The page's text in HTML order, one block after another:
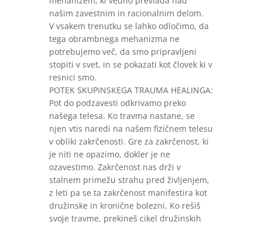
našim zavestnim in racionalnim delom.
V vsakem trenutku se lahko odločimo, da
tega obrambnega mehanizma ne
potrebujemo več, da smo pripravljeni
stopiti v svet, in se pokazati kot človek ki v
resnici smo.
POTEK SKUPINSKEGA TRAUMA HEALINGA:
Pot do podzavesti odkrivamo preko
našega telesa. Ko travma nastane, se
njen vtis naredi na našem fizičnem telesu
v obliki zakrčenosti. Gre za zakrčenost, ki
je niti ne opazimo, dokler je ne
ozavestimo. Zakrčenost nas drži v
stalnem primežu strahu pred življenjem,
z leti pa se ta zakrčenost manifestira kot
družinske in kronične bolezni. Ko rešiš
svoje travme, prekineš cikel družinskih